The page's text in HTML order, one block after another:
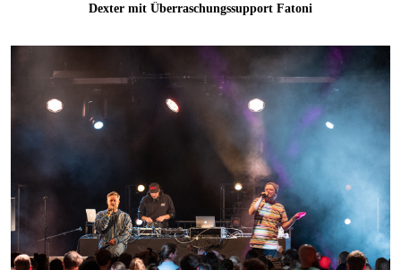
Dexter mit Überraschungssupport Fatoni